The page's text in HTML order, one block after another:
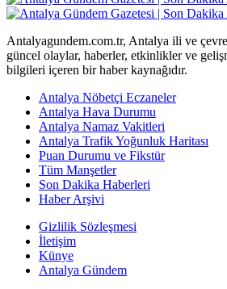
Antalyagundem.com.tr, Antalya ili ve
güncel olaylar, haberler, etkinlikler ve
bilgileri içeren bir haber kaynağıdır.
Antalya Nöbetçi Eczaneler
Antalya Hava Durumu
Antalya Namaz Vakitleri
Antalya Trafik Yoğunluk Haritası
Puan Durumu ve Fikstür
Tüm Manşetler
Son Dakika Haberleri
Haber Arşivi
Gizlilik Sözleşmesi
İletişim
Künye
Antalya Gündem